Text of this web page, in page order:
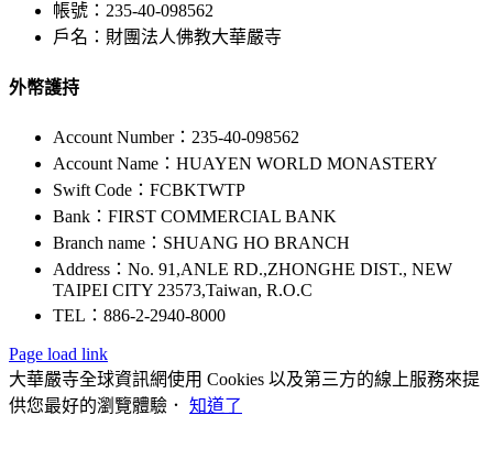
帳號：235-40-098562
戶名：財團法人佛教大華嚴寺
外幣護持
Account Number：235-40-098562
Account Name：HUAYEN WORLD MONASTERY
Swift Code：FCBKTWTP
Bank：FIRST COMMERCIAL BANK
Branch name：SHUANG HO BRANCH
Address：No. 91,ANLE RD.,ZHONGHE DIST., NEW
TAIPEI CITY 23573,Taiwan, R.O.C
TEL：886-2-2940-8000
Page load link
大華嚴寺全球資訊網使用 Cookies 以及第三方的線上服務來提
供您最好的瀏覽體驗． 知道了